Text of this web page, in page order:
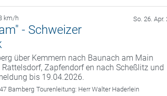
km/h So. 26.
- Schweizer
über Kemmern nach Baunach am Main
Zapfendorf en nach Scheßlitz und
bis 19.04.2026.
Bamberg Tourenleitung: Herr Walter Haderlein